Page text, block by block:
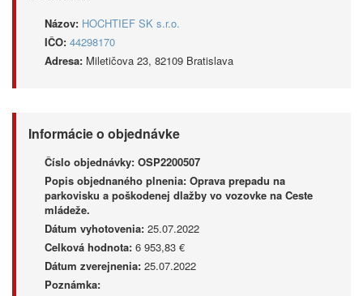
Názov: HOCHTIEF SK s.r.o.
IČO: 44298170
Adresa: Miletičova 23, 82109 Bratislava
Informácie o objednávke
Číslo objednávky: OSP2200507
Popis objednaného plnenia: Oprava prepadu na
parkovisku a poškodenej dlažby vo vozovke na Ceste
mládeže.
Dátum vyhotovenia: 25.07.2022
Celková hodnota: 6 953,83 €
Dátum zverejnenia: 25.07.2022
Poznámka: